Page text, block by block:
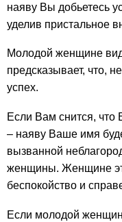
наяву Вы добьетесь
уделив пристальное
Молодой женщине
предсказывает, что,
успех.
Если Вам снится, что
– наяву Ваше имя
вызванной
женщины. Женщине
беспокойство и
Если молодой